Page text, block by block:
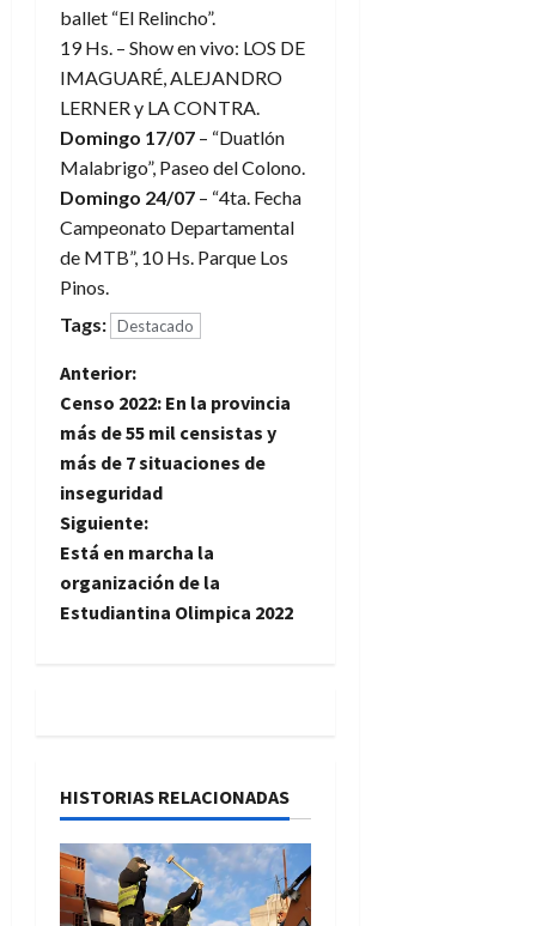
ballet “El Relincho”.
19 Hs. – Show en vivo: LOS DE
IMAGUARÉ, ALEJANDRO
LERNER y LA CONTRA.
Domingo 17/07 – “Duatlón
Malabrigo”, Paseo del Colono.
Domingo 24/07 – “4ta. Fecha
Campeonato Departamental
de MTB”, 10 Hs. Parque Los
Pinos.
Tags: Destacado
N
a
v
e
g
a
ó
n
d
Anterior:
Censo 2022: En la provincia
más de 55 mil censistas y
más de 7 situaciones de
inseguridad
Siguiente:
Está en marcha la
organización de la
Estudiantina Olimpica 2022
HISTORIAS RELACIONADAS